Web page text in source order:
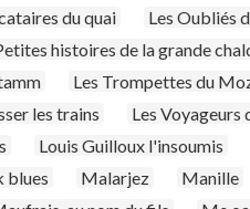
du quai Les Oubliés
histoires de la grande
Les Trompettes du
les trains
Les Voyageurs
Louis Guilloux l'insoumis
blues Malarjez Manille